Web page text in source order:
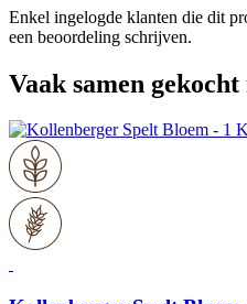
Enkel ingelogde klanten die dit
een beoordeling schrijven.
Vaak samen gekocht